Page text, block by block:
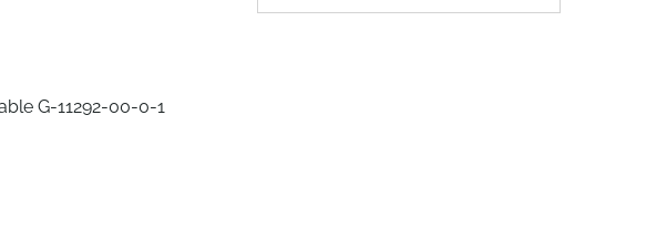
G-11292-00-0-1